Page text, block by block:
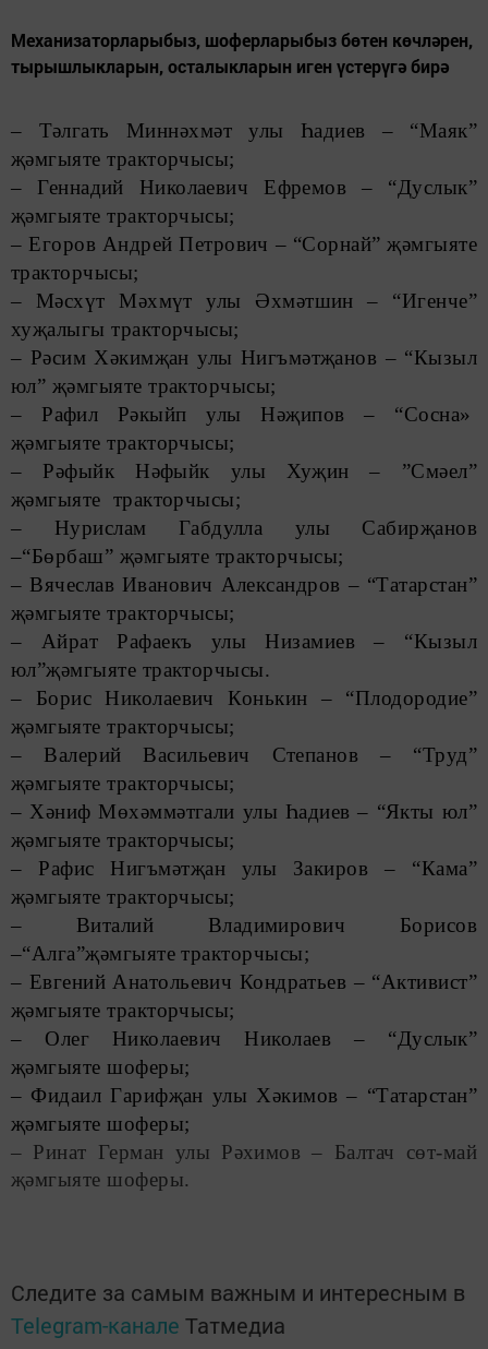
Механизаторларыбыз, шоферларыбыз бөтен көчләрен,
тырышлыкларын, осталыкларын иген үстерүгә бирә
– Тәлгать Миннәхмәт улы Һадиев – “Маяк”
җәмгыяте тракторчысы;
– Геннадий Николаевич Ефремов – “Дуслык”
җәмгыяте тракторчысы;
– Егоров Андрей Петрович – “Сорнай” җәмгыяте
тракторчысы;
– Мәсхүт Мәхмүт улы Әхмәтшин – “Игенче”
хуҗалыгы тракторчысы;
– Рәсим Хәкимҗан улы Нигъмәтҗанов – “Кызыл
юл” җәмгыяте тракторчысы;
– Рафил Рәкыйп улы Нәҗипов – “Сосна»
җәмгыяте тракторчысы;
– Рәфыйк Нәфыйк улы Хуҗин – ”Смәел”
җәмгыяте тракторчысы;
– Нурислам Габдулла улы Сабирҗанов
–“Бөрбаш” җәмгыяте тракторчысы;
– Вячеслав Иванович Александров – “Татарстан”
җәмгыяте тракторчысы;
– Айрат Рафаекъ улы Низамиев – “Кызыл
юл”җәмгыяте тракторчысы.
– Борис Николаевич Конькин – “Плодородие”
җәмгыяте тракторчысы;
– Валерий Васильевич Степанов – “Труд”
җәмгыяте тракторчысы;
– Хәниф Мөхәммәтгали улы Һадиев – “Якты юл”
җәмгыяте тракторчысы;
– Рафис Нигъмәтҗан улы Закиров – “Кама”
җәмгыяте тракторчысы;
– Виталий Владимирович Борисов
–“Алга”җәмгыяте тракторчысы;
– Евгений Анатольевич Кондратьев – “Активист”
җәмгыяте тракторчысы;
– Олег Николаевич Николаев – “Дуслык”
җәмгыяте шоферы;
– Фидаил Гарифҗан улы Хәкимов – “Татарстан”
җәмгыяте шоферы;
– Ринат Герман улы Рәхимов – Балтач сөт-май
җәмгыяте шоферы.
Следите за самым важным и интересным в
Telegram-канале Татмедиа